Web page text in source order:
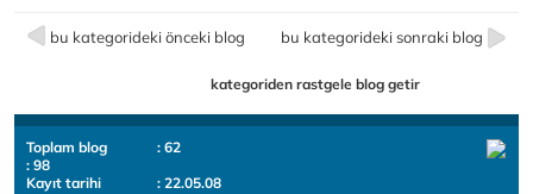
bu kategorideki önceki blog bu kategorideki sonraki blog
kategoriden rastgele blog getir
Toplam blog
: 62
: 98
Kayıt tarihi
: 22.05.08